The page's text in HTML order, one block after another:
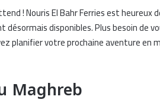
! Nouris El Bahr Ferries est heureux
disponibles. Plus besoin de
planifier votre prochaine aventure en
Maghreb